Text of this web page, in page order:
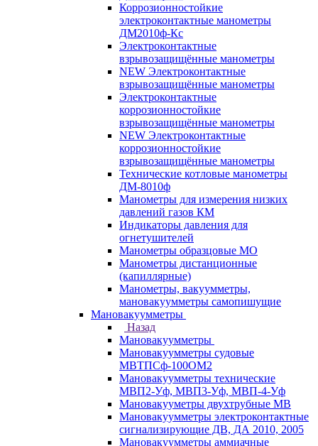
Коррозионностойкие
электроконтактные манометры
ДМ2010ф-Кс
Электроконтактные
взрывозащищённые манометры
NEW Электроконтактные
взрывозащищённые манометры
Электроконтактные
коррозионностойкие
взрывозащищённые манометры
NEW Электроконтактные
коррозионностойкие
взрывозащищённые манометры
Технические котловые манометры
ДМ-8010ф
Манометры для измерения низких
давлений газов КМ
Индикаторы давления для
огнетушителей
Манометры образцовые МО
Манометры дистанционные
(капиллярные)
Манометры, вакуумметры,
мановакуумметры самопишущие
Мановакуумметры
Назад
Мановакуумметры
Мановакуумметры судовые
МВТПСф-100ОМ2
Мановакуумметры технические
МВП2-Уф, МВП3-Уф, МВП-4-Уф
Мановакууметры двухтрубные МВ
Мановакуумметры электроконтактные
сигнализирующие ДВ, ДА 2010, 2005
Мановакуумметры аммиачные